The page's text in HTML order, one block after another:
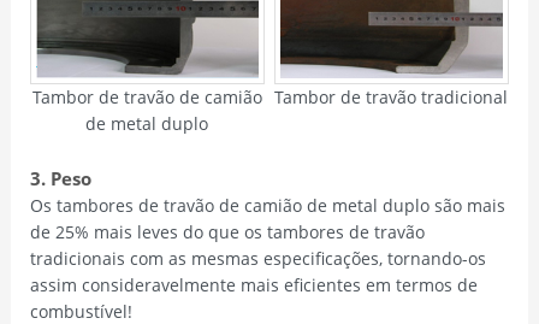
Tambor de travão de camião
de metal duplo
Tambor de travão tradicional
3. Peso
Os tambores de travão de camião de metal duplo são mais
de 25% mais leves do que os tambores de travão
tradicionais com as mesmas especificações, tornando-os
assim consideravelmente mais eficientes em termos de
combustível!